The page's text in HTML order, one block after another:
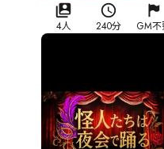
4人 240分 GM不